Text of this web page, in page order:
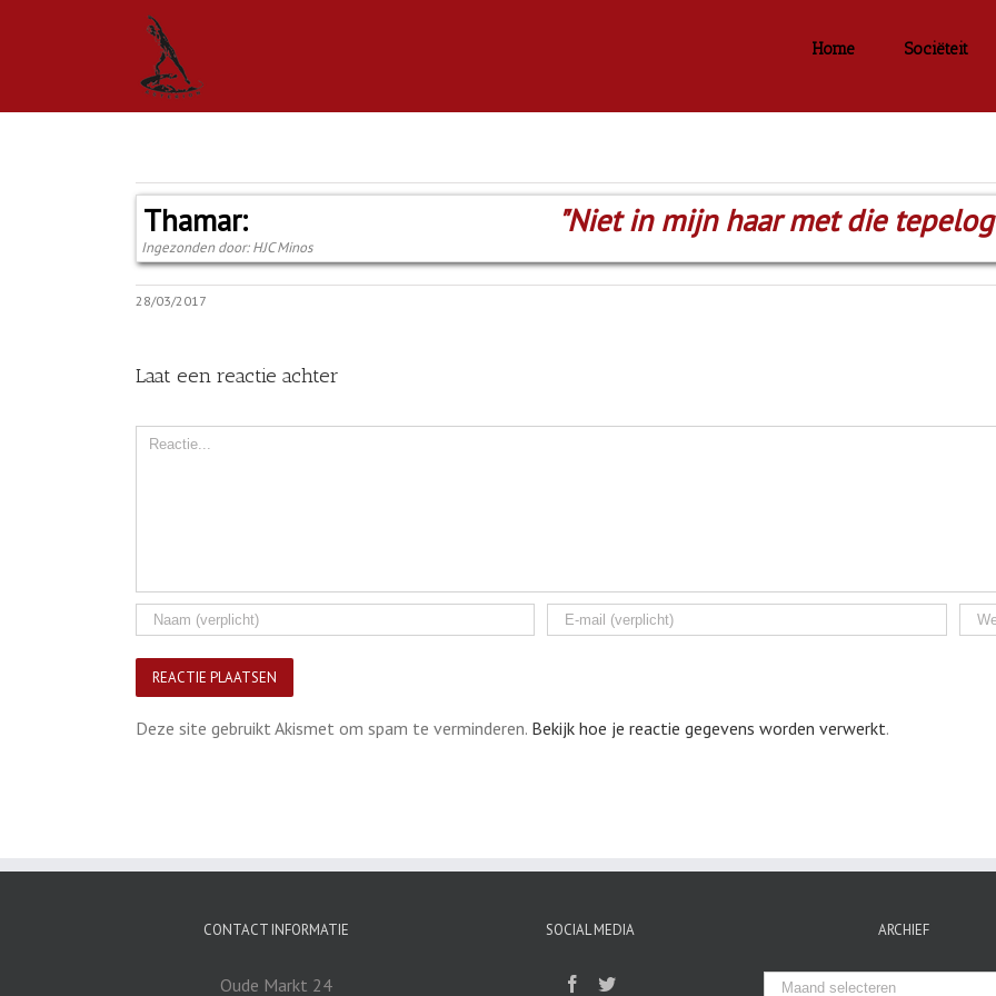
Home Sociëteit
Thamar: "Niet in mijn haar met die
Ingezonden door: HJC Minos
28/03/2017
Laat een reactie achter
Comment
Deze site gebruikt Akismet om spam te verminderen. Bekijk hoe je reactie gegevens worden verwerkt.
CONTACT INFORMATIE
Oude Markt 24
SOCIAL MEDIA ARCHIEF